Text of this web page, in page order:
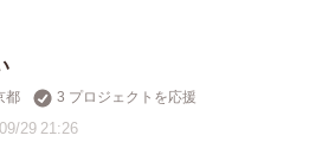
都 3 プロジェクトを応援
29 21:26